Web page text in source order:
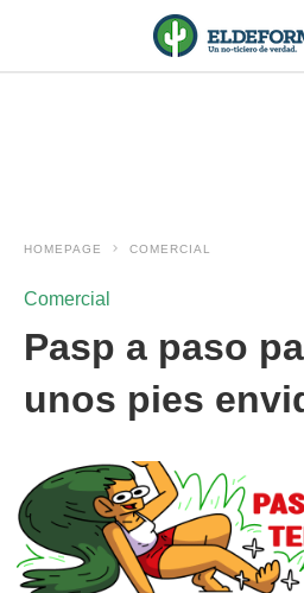
HOMEPAGE COMERCIAL
Comercial
Pasp a paso
unos pies